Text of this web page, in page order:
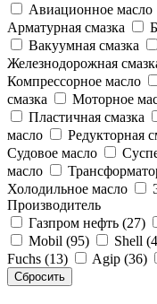
Авиационное масло
Арматурная смазка
Вакуумная смазка
Железнодорожная
Компрессорное масло
смазка
Моторное
Пластичная смазка
масло
Редукторная
Судовое масло
масло
Холодильное масло
Производитель
Газпром нефть (27)
Mobil (95)
Shell
Fuchs (13)
Agip (36)